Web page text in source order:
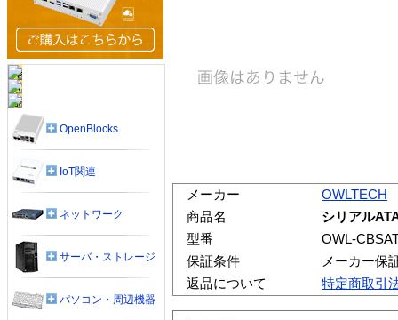
メーカー
OWLTECH
商品名
シリアル
型番
OWL-
保証条件
メーカー保
返品について
特定商取引
OpenBlocks
IoT関連
ネットワーク
サーバ・ストレージ
パソコン・周辺機器